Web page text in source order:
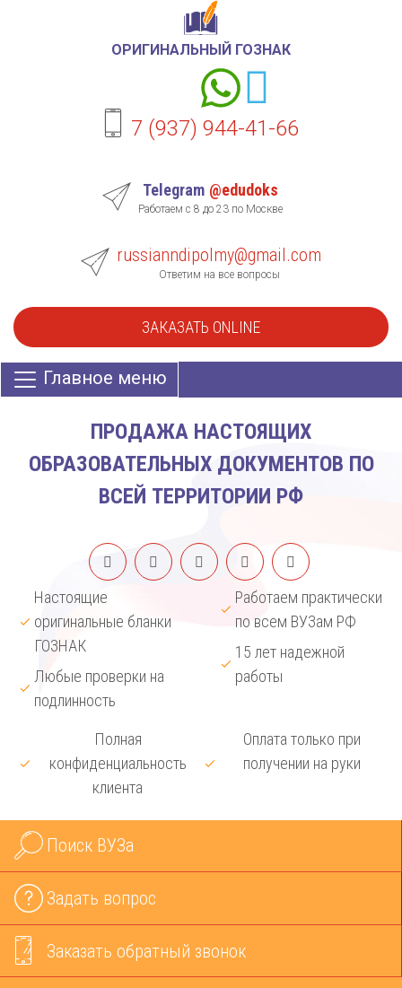
ОРИГИНАЛЬНЫЙ ГОЗНАК
7 (937) 944-41-66
Telegram @edudoks
Работаем с 8 до 23 по Москве
russianndipolmy@gmail.com
Ответим на все вопросы
ЗАКАЗАТЬ ONLINE
Главное меню
ПРОДАЖА НАСТОЯЩИХ
ОБРАЗОВАТЕЛЬНЫХ ДОКУМЕНТОВ ПО
ВСЕЙ ТЕРРИТОРИИ РФ
Настоящие
оригинальные бланки
ГОЗНАК
Любые проверки на
подлинность
Работаем практически
по всем ВУЗам РФ
15 лет надежной
работы
Полная
конфиденциальность
клиента
Оплата только при
получении на руки
Поиск ВУЗа
Задать вопрос
Заказать обратный звонок